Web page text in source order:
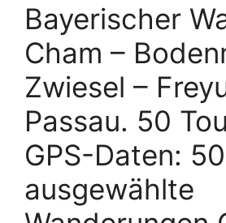
Bayerischer
Cham –
Zwiesel –
Passau. 50
GPS-Daten: 50
ausgewählte